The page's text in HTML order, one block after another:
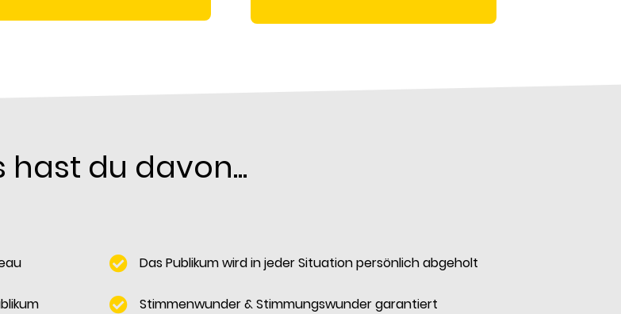
hast du davon...
Das Publikum wird in jeder Situation persönlich abgeholt
Stimmenwunder & Stimmungswunder garantiert